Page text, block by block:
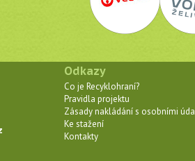
Odkazy
Co je Recyklohraní?
Pravidla projektu
Zásady nakládání s osobními
Ke stažení
Kontakty